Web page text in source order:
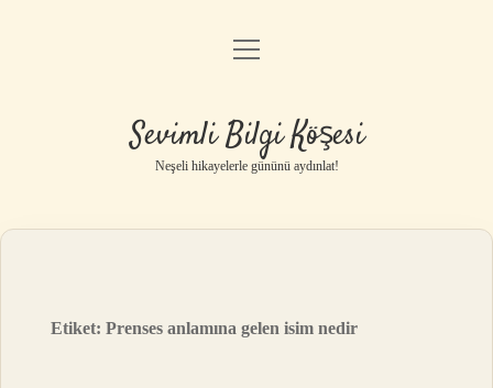
Anasayfa
Yasal Uyarı
menüyü
Sevimli Bilgi Köşesi
Neşeli hikayelerle gününü aydınlat!
Etiket:Prenses anlamına gelen isim nedir